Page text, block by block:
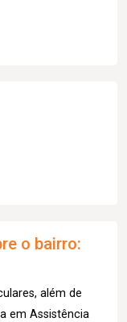
o bairro:
além de
em Assistência